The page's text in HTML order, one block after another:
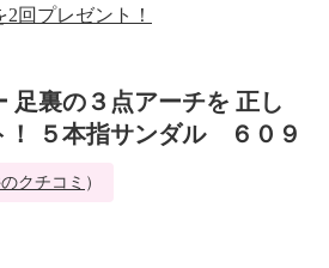
回プレゼント！
足裏の３点アーチを 正し
！ ５本指サンダル ６０９
クチコミ ）